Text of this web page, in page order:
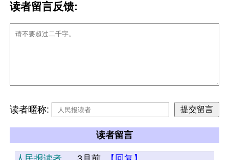
读者留言反馈:
读者暱称:
读者留言